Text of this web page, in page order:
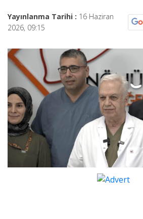
Yayınlanma Tarihi : 16 Haziran
2026, 09:15